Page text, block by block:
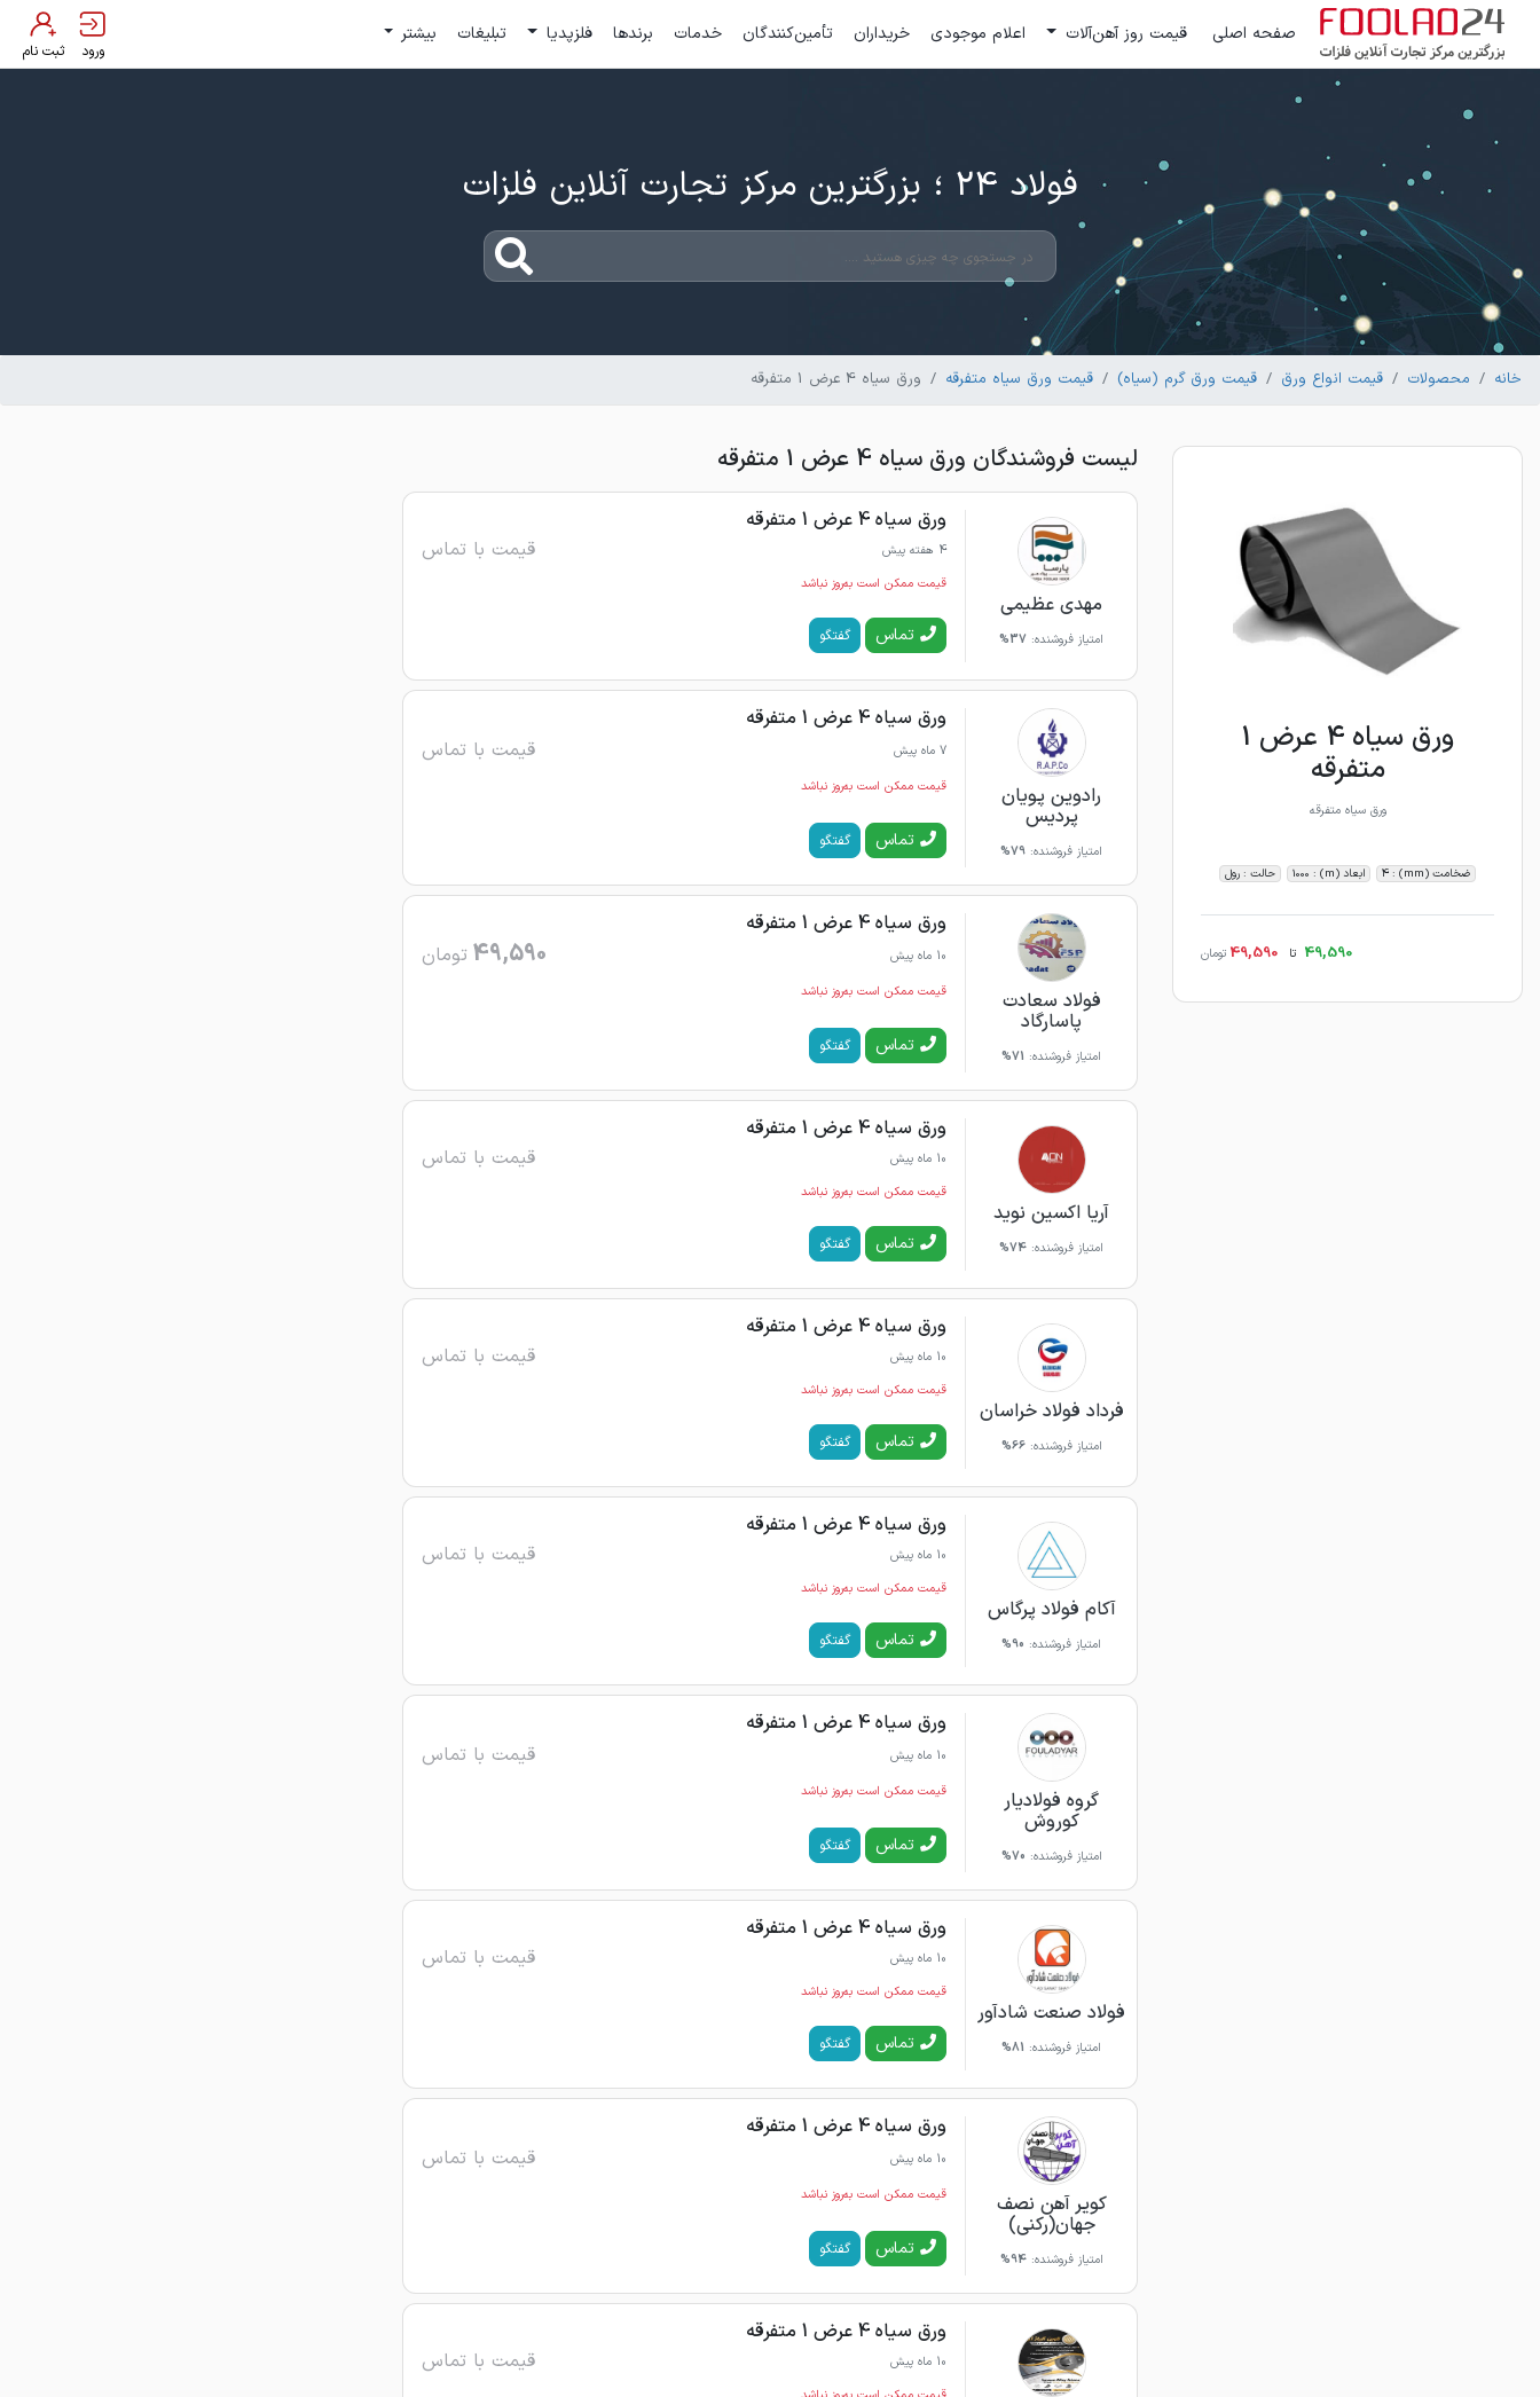
صفحه اصلی قیمت روز آهن‌آلات اعلام موجودی خریداران تأمین‌کنندگان خدمات برندها فلزپدیا تبلیغات بیشتر
ورود ثبت نام
فولاد 24 ؛ بزرگترین مرکز تجارت آنلاین فلزات
خانه محصولات قیمت انواع ورق قیمت ورق گرم (سیاه) قیمت ورق سیاه متفرقه ورق سیاه 4 عرض 1 متفرقه
ورق سیاه 4 عرض 1
متفرقه
ورق سیاه متفرقه
ضخامت (mm) : 4 ابعاد (m) : 1000 حالت : رول
49,590 تا 49,590 تومان
لیست فروشندگان ورق سیاه 4 عرض 1 متفرقه
مهدی عظیمی
امتیاز فروشنده: 37%
ورق سیاه 4 عرض 1 متفرقه
4 هفته پیش قیمت با تماس
قیمت ممکن است به‌روز نباشد
تماس گفتگو
رادوین پویان
پردیس
امتیاز فروشنده: 79%
ورق سیاه 4 عرض 1 متفرقه
7 ماه پیش قیمت با تماس
قیمت ممکن است به‌روز نباشد
تماس گفتگو
فولاد سعادت
پاسارگاد
امتیاز فروشنده: 71%
ورق سیاه 4 عرض 1 متفرقه
10 ماه پیش 49,590 تومان
قیمت ممکن است به‌روز نباشد
تماس گفتگو
آریا اکسین نوید
امتیاز فروشنده: 74%
ورق سیاه 4 عرض 1 متفرقه
10 ماه پیش قیمت با تماس
قیمت ممکن است به‌روز نباشد
تماس گفتگو
فرداد فولاد خراسان
امتیاز فروشنده:66%
ورق سیاه 4 عرض 1 متفرقه
10 ماه پیش قیمت با تماس
قیمت ممکن است به‌روز نباشد
تماس گفتگو
آکام فولاد پرگاس
امتیاز فروشنده: 90%
ورق سیاه 4 عرض 1 متفرقه
10 ماه پیش قیمت با تماس
قیمت ممکن است به‌روز نباشد
تماس گفتگو
گروه فولادیار
کوروش
امتیاز فروشنده: 70%
ورق سیاه 4 عرض 1 متفرقه
10 ماه پیش قیمت با تماس
قیمت ممکن است به‌روز نباشد
تماس گفتگو
فولاد صنعت شادآور
امتیاز فروشنده: 81%
ورق سیاه 4 عرض 1 متفرقه
10 ماه پیش قیمت با تماس
قیمت ممکن است به‌روز نباشد
تماس گفتگو
کویر آهن نصف
جهان(رکنی)
امتیاز فروشنده:94%
ورق سیاه 4 عرض 1 متفرقه
10 ماه پیش قیمت با تماس
قیمت ممکن است به‌روز نباشد
تماس گفتگو
ورق سیاه 4 عرض 1 متفرقه
10 ماه پیش قیمت با تماس